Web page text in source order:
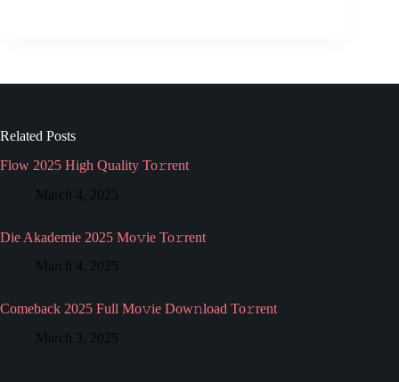
Related Posts
Flow 2025 High Quality To𝚛rent
March 4, 2025
Die Akademie 2025 Mo𝚟ie To𝚛rent
March 4, 2025
Comeback 2025 Full Mo𝚟ie Dow𝚗load To𝚛rent
March 3, 2025